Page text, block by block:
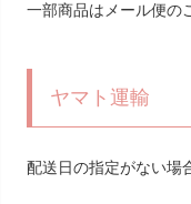
一部商品はメール便の
ヤマト運輸
配送日の指定がない場